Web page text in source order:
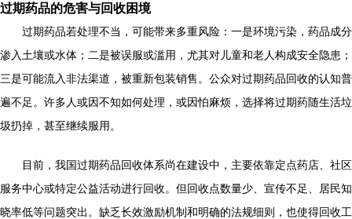
过期药品的危害与回收困境
过期药品若处理不当，可能带来多重风险：一是环境污染，药品成分
渗入土壤或水体；二是被误服或滥用，尤其对儿童和老人构成安全隐患；
三是可能流入非法渠道，被重新包装销售。公众对过期药品回收的认知普
遍不足。许多人或因不知如何处理，或因怕麻烦，选择将过期药随生活垃
圾扔掉，甚至继续服用。
目前，我国过期药品回收体系尚在建设中，主要依靠定点药店、社区
服务中心或特定公益活动进行回收。但回收点数量少、宣传不足、居民知
晓率低等问题突出。缺乏长效激励机制和明确的法规细则，也使得回收工